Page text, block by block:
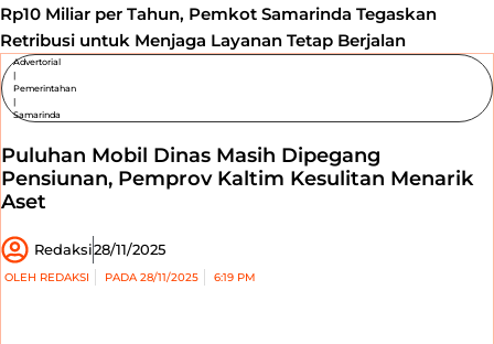
Rp10 Miliar per Tahun, Pemkot Samarinda Tegaskan
Retribusi untuk Menjaga Layanan Tetap Berjalan
Advertorial
|
Pemerintahan
|
Samarinda
Puluhan Mobil Dinas Masih Dipegang
Pensiunan, Pemprov Kaltim Kesulitan Menarik
Aset
Redaksi28/11/2025
OLEH REDAKSI PADA28/11/2025 6:19 PM